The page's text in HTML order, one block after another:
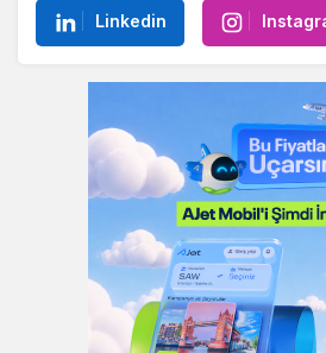
Linkedin